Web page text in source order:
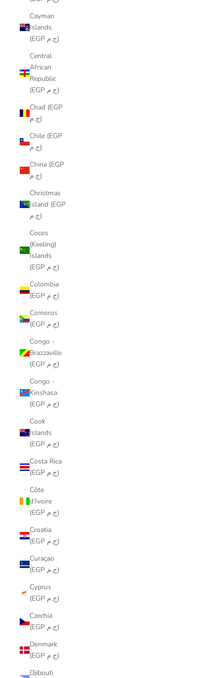
Cayman
Islands
(EGP ج.م)
Central
African
Republic
(EGP ج.م)
Chad (EGP
ج.م)
Chile (EGP
ج.م)
China (EGP
ج.م)
Christmas
Island (EGP
ج.م)
Cocos
(Keeling)
Islands
(EGP ج.م)
Colombia
(EGP ج.م)
Comoros
(EGP ج.م)
Congo -
Brazzaville
(EGP ج.م)
Congo -
Kinshasa
(EGP ج.م)
Cook
Islands
(EGP ج.م)
Costa Rica
(EGP ج.م)
Côte
d’Ivoire
(EGP ج.م)
Croatia
(EGP ج.م)
Curaçao
(EGP ج.م)
Cyprus
(EGP ج.م)
Czechia
(EGP ج.م)
Denmark
(EGP ج.م)
Djibouti